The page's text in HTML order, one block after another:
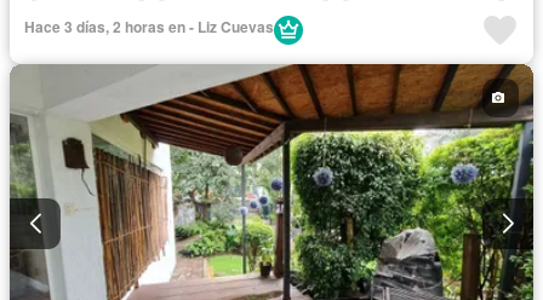
Recámara con closet
Caseta de vigilancia
Permite niños
Sin amueblar
Hace 3 días, 2 horas en - Liz Cuevas